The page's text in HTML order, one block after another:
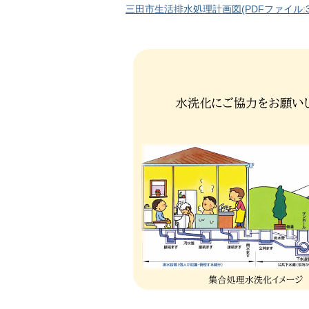
三田市生活排水処理計画図(PDFファイル